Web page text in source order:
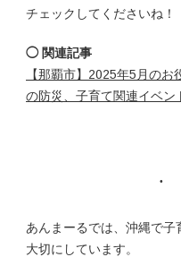
チェックしてくださいね！
◯ 関連記事
【那覇市】2025年5月の
の防災、子育て関連イベン
あんまーるでは、沖縄で
大切にしています。